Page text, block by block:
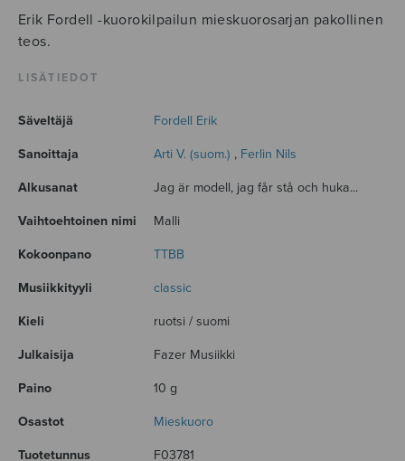
Erik Fordell -kuorokilpailun mieskuorosarjan pakollinen
teos.
LISÄTIEDOT
Säveltäjä Fordell Erik
Sanoittaja Arti V. (suom.) , Ferlin Nils
Alkusanat Jag är modell, jag får stå och huka...
Vaihtoehtoinen nimi Malli
Kokoonpano TTBB
Musiikkityyli classic
Kieli ruotsi / suomi
Julkaisija Fazer Musiikki
Paino 10 g
Osastot Mieskuoro
Tuotetunnus F03781